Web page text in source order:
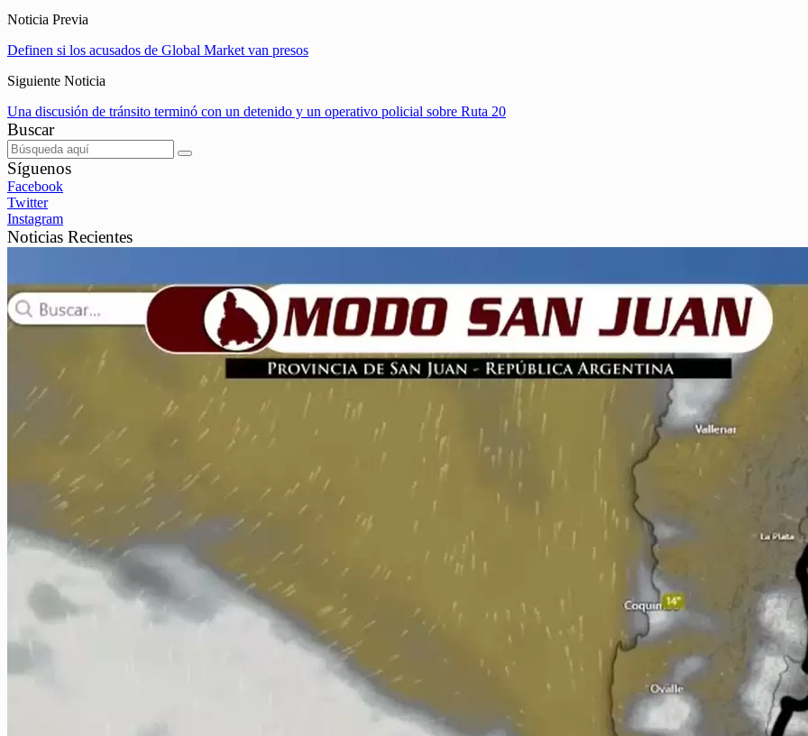
Noticia Previa
Definen si los acusados de Global Market van presos
Siguiente Noticia
Una discusión de tránsito terminó con un detenido y un operativo policial sobre Ruta 20
Buscar
Síguenos
Facebook
Twitter
Instagram
Noticias Recientes